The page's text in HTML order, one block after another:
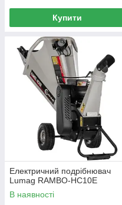
Купити
Електричний подрібнювач
Lumag RAMBO-HC10E
В наявності